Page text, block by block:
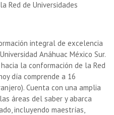
Red de Universidades
integral de excelencia
Anáhuac México Sur.
la conformación de la Red
día comprende a 16
Cuenta con una amplia
áreas del saber y abarca
incluyendo maestrías,